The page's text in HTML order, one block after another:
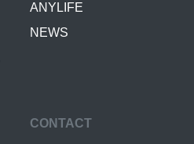
ANYLIFE
NEWS
CONTACT